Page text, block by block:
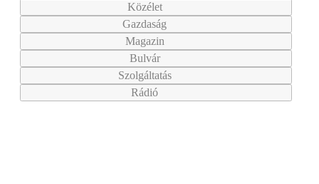
Közélet
Gazdaság
Magazin
Bulvár
Szolgáltatás
Rádió